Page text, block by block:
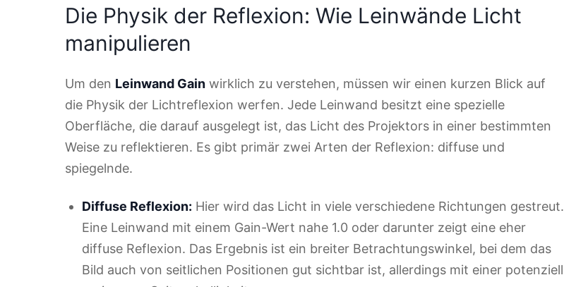
Die Physik der Reflexion: Wie Leinwände Licht
manipulieren
Um den Leinwand Gain wirklich zu verstehen, müssen wir einen kurzen Blick auf
die Physik der Lichtreflexion werfen. Jede Leinwand besitzt eine spezielle
Oberfläche, die darauf ausgelegt ist, das Licht des Projektors in einer bestimmten
Weise zu reflektieren. Es gibt primär zwei Arten der Reflexion: diffuse und
spiegelnde.
Diffuse Reflexion: Hier wird das Licht in viele verschiedene Richtungen gestreut.
Eine Leinwand mit einem Gain-Wert nahe 1.0 oder darunter zeigt eine eher
diffuse Reflexion. Das Ergebnis ist ein breiter Betrachtungswinkel, bei dem das
Bild auch von seitlichen Positionen gut sichtbar ist, allerdings mit einer potenziell